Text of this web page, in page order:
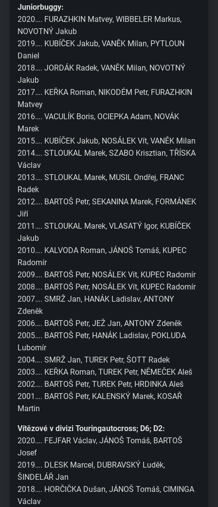
Juniorbuggy:
2020…. FURAZHKIN Matvey, WIBBELER Markus,
NOVOTNÝ Jakub
2019…. KUBÍČEK Jakub, VANĚK Milan, PYTLOUN
Daniel
2018…. JORDÁK Radek, VANĚK Milan, NOVOTNÝ
Jakub
2017…. KEŘKA Roman, NIKODÉM Petr, FURAZHKIN
Matvey
2016…. VACULÍK Boris, OCIEPKA Adam, NOVÁK
Marek
2015…. KUBÍČEK Jakub, NOSÁLEK Vít, VANĚK Milan
2014…. STLOUKAL Marek, SZABO Krisztian, TŘÍSKA
Václav
2013…. STLOUKAL Marek, MUSIL Ondřej, FRANC
Radek
2012…. BARTOŠ Petr, SEKANINA Marek, FORMÁNEK
Jiří
2011…. STLOUKAL Marek, VLASATÝ Igor, KUBÍČEK
Jakub
2010…. KALVODA Roman, JÁNOŠ Tomáš, KUPEC
Radomír
2009…. BARTOŠ Petr, NOSÁLEK Vít, KUPEC Radomír
2008…. BARTOŠ Petr, NOSÁLEK Vít, KUPEC Radomír
2007…. SMRŽ Jan, HANÁK Ladislav, ANTONY
Zdeněk
2006…. BARTOŠ Petr, JEŽ Jan, ANTONY Zdeněk
2005…. BARTOŠ Petr, HANÁK Ladislav, POKLUDA
Lubomír
2004…. SMRŽ Jan, TUREK Petr, ŠOTT Radek
2003…. KEŘKA Roman, TUREK Petr, NĚMEČEK Aleš
2002…. BARTOŠ Petr, TUREK Petr, HRDINKA Aleš
2001…. BARTOŠ Petr, KALENSKÝ Marek, KOSAŘ
Martin
Vítězové v divizi Touringautocross; D6; D2:
2020…. FEJFAR Václav, JÁNOŠ Tomáš, BARTOŠ
Josef
2019…. DLESK Marcel, DUBRAVSKÝ Luděk,
ŠINDELÁŘ Jan
2018…. HORČIČKA Dušan, JÁNOŠ Tomáš, CIMINGA
Václav